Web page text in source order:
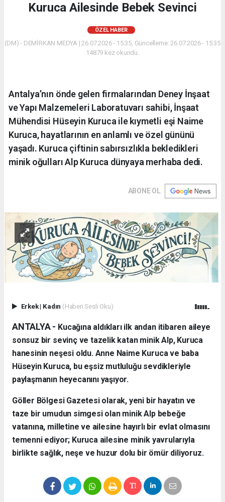
Kuruca Ailesinde Bebek Sevinci
ÖZEL HABER
(DM) - DEMİRKAN MEDYA | 26.07.2026 - 15:35, Güncelleme: 26.07.2026 - 15:35
14879 kez okundu.
Antalya’nın önde gelen firmalarından Deney İnşaat
ve Yapı Malzemeleri Laboratuvarı sahibi, İnşaat
Mühendisi Hüseyin Kuruca ile kıymetli eşi Naime
Kuruca, hayatlarının en anlamlı ve özel gününü
yaşadı. Kuruca çiftinin sabırsızlıkla bekledikleri
minik oğulları Alp Kuruca dünyaya merhaba dedi.
ABONE OL
Erkek| Kadın (Haberi Sesli Oku)
ANTALYA - ​ Kucağına aldıkları ilk andan itibaren aileye
sonsuz bir sevinç ve tazelik katan minik Alp, Kuruca
hanesinin neşesi oldu. Anne Naime Kuruca ve baba
Hüseyin Kuruca, bu eşsiz mutluluğu sevdikleriyle
paylaşmanın heyecanını yaşıyor.
​Göller Bölgesi Gazetesi olarak, yeni bir hayatın ve
taze bir umudun simgesi olan minik Alp bebeğe
vatanına, milletine ve ailesine hayırlı bir evlat olmasını
temenni ediyor; Kuruca ailesine minik yavrularıyla
birlikte sağlık, neşe ve huzur dolu bir ömür diliyoruz.